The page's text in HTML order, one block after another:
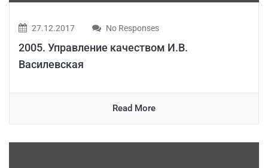
27.12.2017 No Responses
2005. Управление качеством И.В.
Василевская
Read More